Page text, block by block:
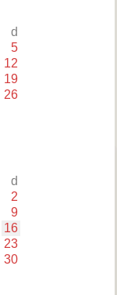
d
5
12
19
26
d
2
9
16
23
30